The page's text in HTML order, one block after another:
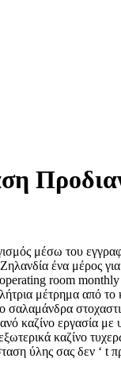
μέσω του
ένα μέρος
room monthly
μέτρημα από
καζίνο εργασία
καζίνο
ύλης σας δεν ‘